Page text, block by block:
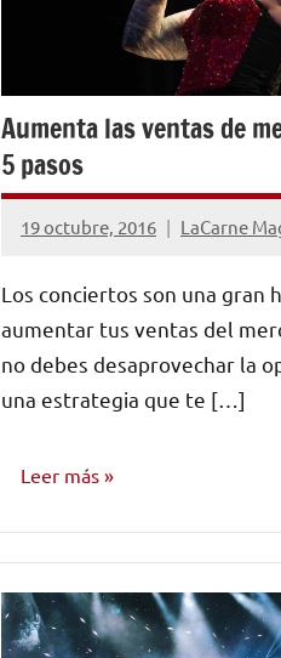
Aumenta las ventas de
5 pasos
19 octubre, 2016 LaCarne
No
comentarios
Los conciertos son una gran
aumentar tus ventas del
no debes desaprovechar la
una estrategia que te […]
Leer más
PROMOCIÓN